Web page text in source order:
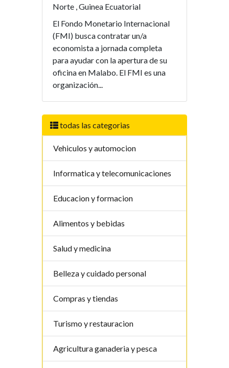
todas las categorias
Vehiculos y automocion
Informatica y telecomunicaciones
Educacion y formacion
Alimentos y bebidas
Salud y medicina
Belleza y cuidado personal
Compras y tiendas
Turismo y restauracion
Agricultura ganaderia y pesca
Norte , Guinea Ecuatorial
El Fondo Monetario Internacional
(FMI) busca contratar un/a
economista a jornada completa
para ayudar con la apertura de su
oficina en Malabo. El FMI es una
organización...